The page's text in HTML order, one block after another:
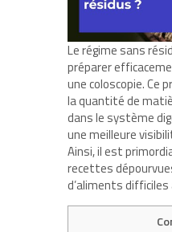
Le régime sans
préparer
une coloscopie. Ce
la quantité de
dans le système
une meilleure
Ainsi, il est
recettes
d’aliments difficiles